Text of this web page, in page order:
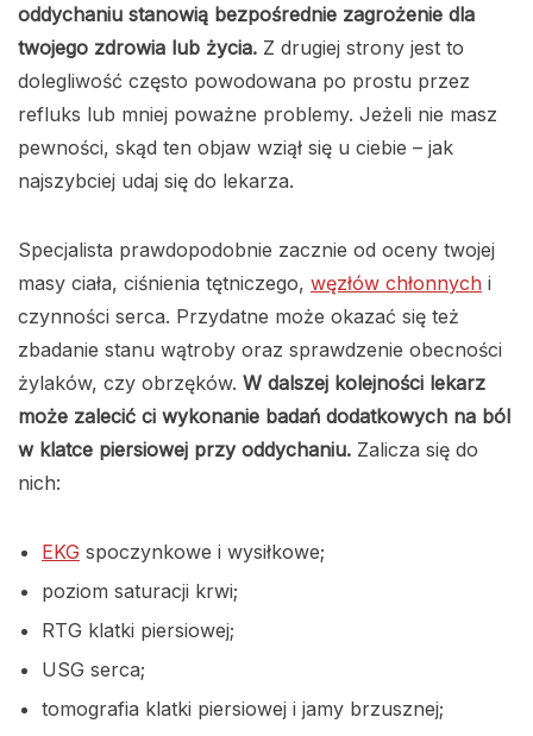
oddychaniu stanowią bezpośrednie zagrożenie dla
twojego zdrowia lub życia. Z drugiej strony jest to
dolegliwość często powodowana po prostu przez
refluks lub mniej poważne problemy. Jeżeli nie masz
pewności, skąd ten objaw wziął się u ciebie – jak
najszybciej udaj się do lekarza.
Specjalista prawdopodobnie zacznie od oceny twojej
masy ciała, ciśnienia tętniczego, węzłów chłonnych i
czynności serca. Przydatne może okazać się też
zbadanie stanu wątroby oraz sprawdzenie obecności
żylaków, czy obrzęków. W dalszej kolejności lekarz
może zalecić ci wykonanie badań dodatkowych na ból
w klatce piersiowej przy oddychaniu. Zalicza się do
nich:
EKG spoczynkowe i wysiłkowe;
poziom saturacji krwi;
RTG klatki piersiowej;
USG serca;
tomografia klatki piersiowej i jamy brzusznej;